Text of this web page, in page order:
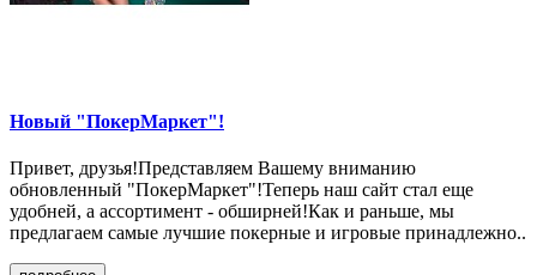
Новый "ПокерМаркет"!
Привет, друзья!Представляем Вашему вниманию
обновленный "ПокерМаркет"!Теперь наш сайт стал еще
удобней, а ассортимент - обширней!Как и раньше, мы
предлагаем самые лучшие покерные и игровые принадлежно..